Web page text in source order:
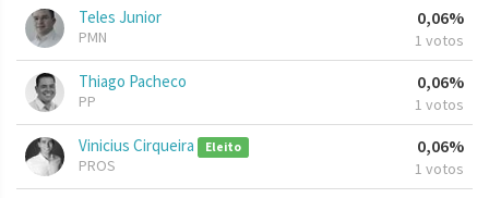
Teles Junior
PMN
0,06%
1 votos
Thiago Pacheco
PP
0,06%
1 votos
Vinicius Cirqueira Eleito
PROS
0,06%
1 votos